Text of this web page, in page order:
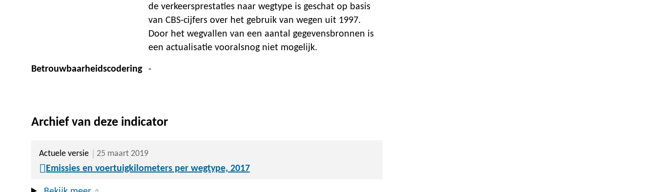
de verkeersprestaties naar wegtype is geschat op basis
van CBS-cijfers over het gebruik van wegen uit 1997.
Door het wegvallen van een aantal gegevensbronnen is
een actualisatie vooralsnog niet mogelijk.
Betrouwbaarheidscodering -
Archief van deze indicator
Actuele versie 25 maart 2019
Emissies en voertuigkilometers per wegtype, 2017